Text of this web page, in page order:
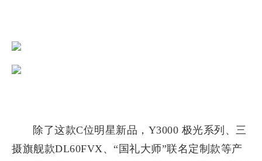
除了这款C位明星新品，Y3000 极光系列、三
摄旗舰款DL60FVX、“国礼大师”联名定制款等产